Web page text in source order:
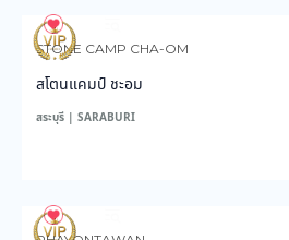
108
STONE CAMP CHA-OM
สโตนแคมป์ ชะอม
สระบุรี | SARABURI
224